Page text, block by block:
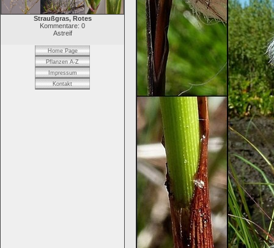
Straußgras, Rotes
Kommentare: 0
Astreif
Home Page
Pflanzen A-Z
Impressum
Kontakt